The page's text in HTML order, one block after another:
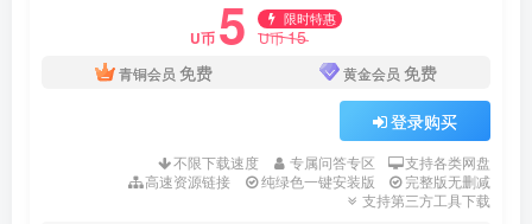
U币 5 限时特惠
U币15
青铜会员 免费 黄金会员 免费
登录购买
不限下载速度 专属问答专区
支持各类网盘
高速资源链接
纯绿色一键安装版
完整版无删减
支持第三方工具下载